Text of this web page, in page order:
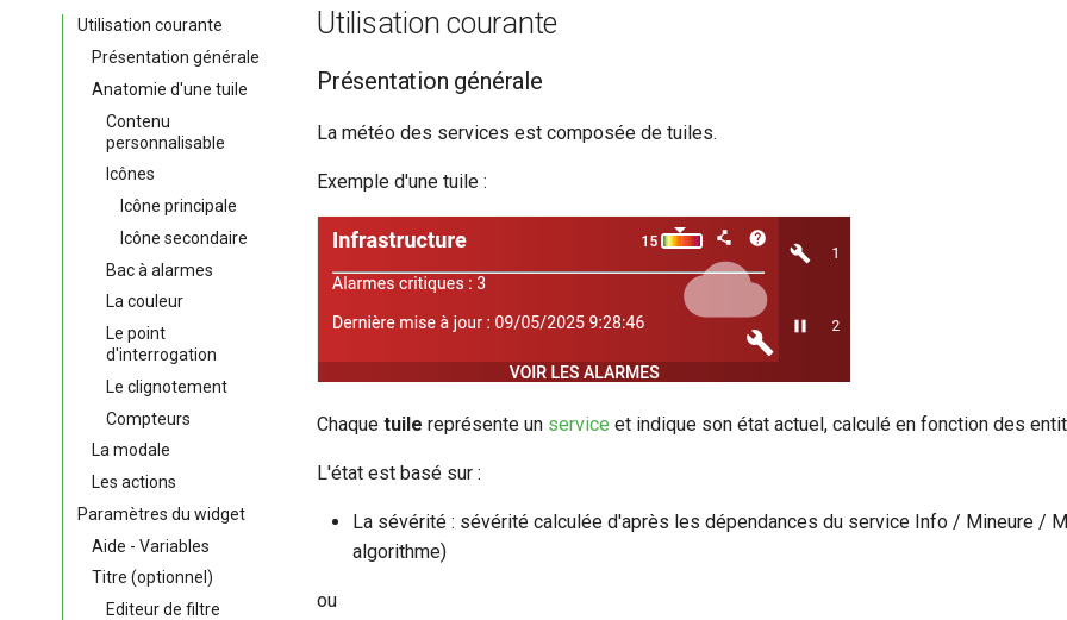
Utilisation courante
Présentation générale
Anatomie d'une tuile
Contenu
personnalisable
Icônes
Icône principale
Icône secondaire
Bac à alarmes
La couleur
Le point
d'interrogation
Le clignotement
Compteurs
La modale
Les actions
Paramètres du widget
Aide - Variables
Titre (optionnel)
Editeur de filtre
Utilisation courante
Présentation générale
La météo des services est composée de tuiles.
Exemple d'une tuile :
Chaque tuile représente un service et indique son état actuel, calculé en fonction des
L'état est basé sur :
La sévérité : sévérité calculée d'après les dépendances du service Info / Mineure /
algorithme)
ou